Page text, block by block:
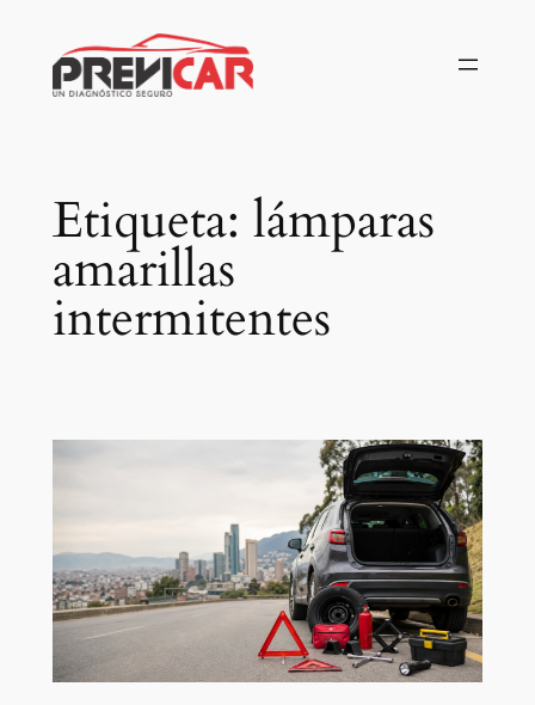
contenido
Etiqueta: lámparas
amarillas
intermitentes